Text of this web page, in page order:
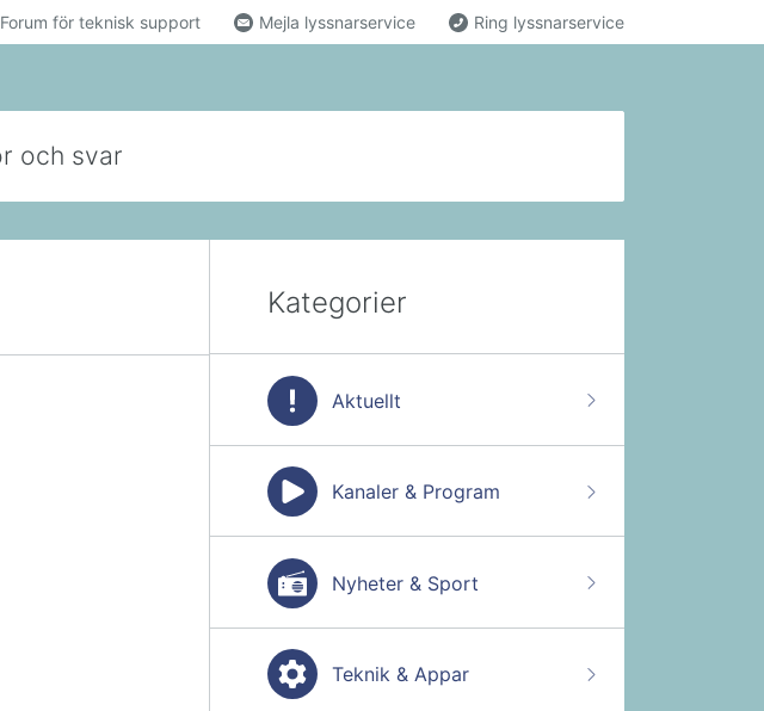
Forum för teknisk support Mejla lyssnarservice Ring lyssnarservice
Kategorier
Aktuellt
Kanaler & Program
Nyheter & Sport
Teknik & Appar